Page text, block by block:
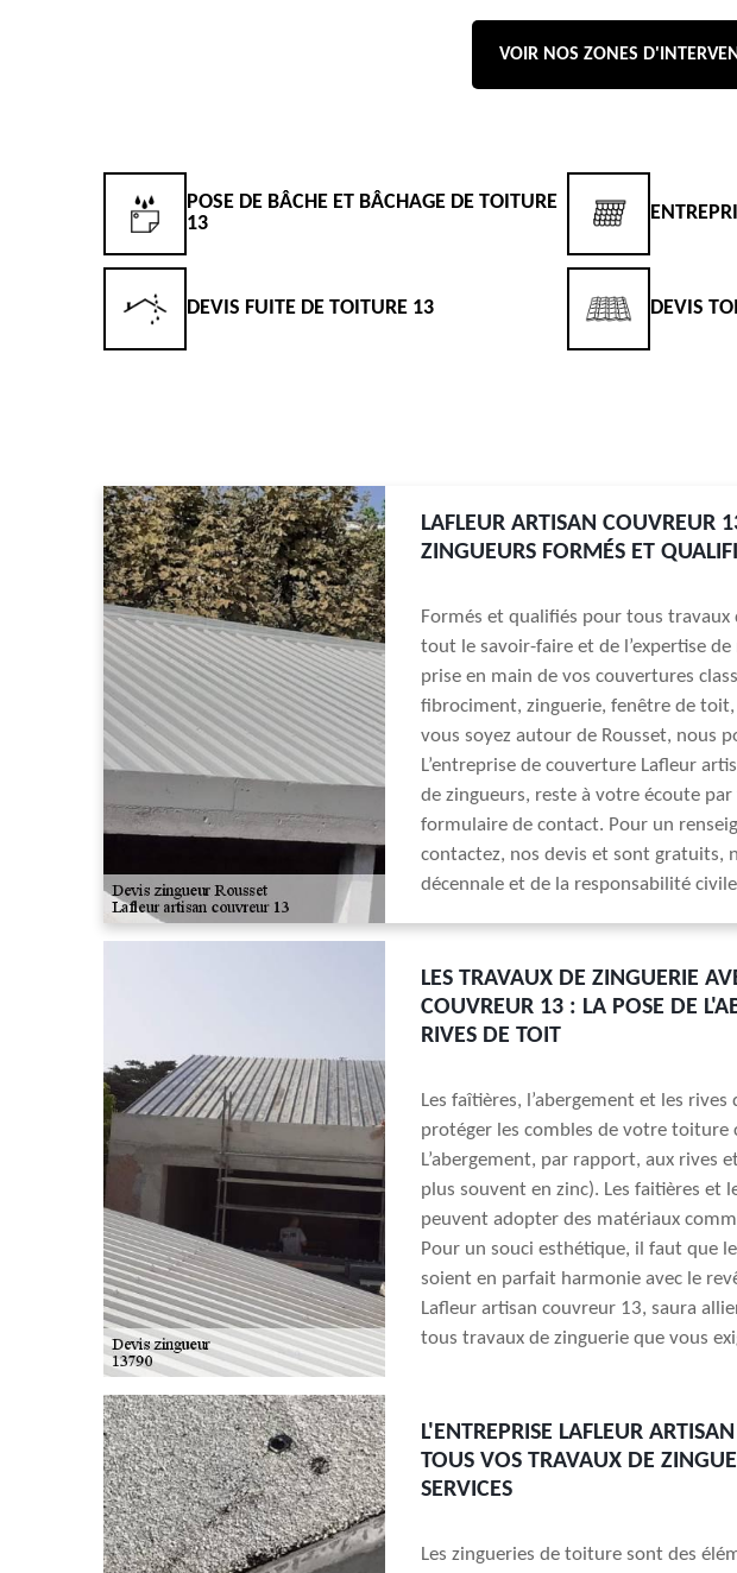
VOIR NOS ZONES
POSE DE BÂCHE ET BÂCHAGE DE TOITURE
13
DEVIS FUITE DE TOITURE 13 DEVIS
LAFLEUR ARTISAN COUVREUR
ZINGUEURS FORMÉS ET
Formés et qualifiés pour tous
tout le savoir-faire et de l’expertise
prise en main de vos couvertures
fibrociment, zinguerie, fenêtre de
vous soyez autour de Rousset, nous
L’entreprise de couverture Lafleur
de zingueurs, reste à votre écoute
formulaire de contact. Pour un
contactez, nos devis et sont gratuits,
décennale et de la responsabilité
LES TRAVAUX DE ZINGUERIE
COUVREUR 13 : LA POSE DE
RIVES DE TOIT
Les faîtières, l’abergement et les
protéger les combles de votre toiture
L’abergement, par rapport, aux rives
plus souvent en zinc). Les faitières et
peuvent adopter des matériaux
Pour un souci esthétique, il faut que
soient en parfait harmonie avec le
Lafleur artisan couvreur 13, saura
tous travaux de zinguerie que vous
L'ENTREPRISE LAFLEUR
TOUS VOS TRAVAUX DE
SERVICES
Les zingueries de toiture sont des